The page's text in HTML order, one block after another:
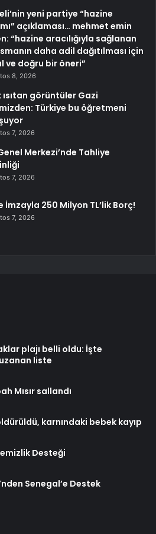
yeni partiye “hazine
açıklaması… mehmet emin
“hazine aracılığıyla sağlanan
daha adil dağıtılması için
ve doğru bir öneri”
8, 2026
ısıtan görüntüler Gazi
Türkiye bu öğretmeni
7, 2026
Merkezi’nde Tahliye
7, 2026
İmzayla 250 Milyon TL’lik Borç!
7, 2026
plajı belli oldu: İşte
liste
Mısır sallandı
karnındaki bebek kayıp
Desteği
Senegal’e Destek